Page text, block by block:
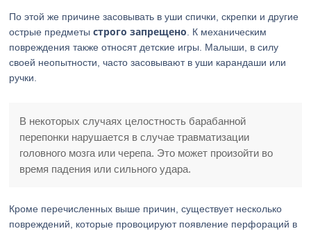
По этой же причине засовывать в уши спички, скрепки и другие
острые предметыстрого запрещено . К механическим
повреждения также относят детские игры. Малыши, в силу
своей неопытности, часто засовывают в уши карандаши или
ручки.
В некоторых случаях целостность барабанной
перепонки нарушается в случае травматизации
головного мозга или черепа. Это может произойти во
время падения или сильного удара.
Кроме перечисленных выше причин, существует несколько
повреждений, которые провоцируют появление перфораций в